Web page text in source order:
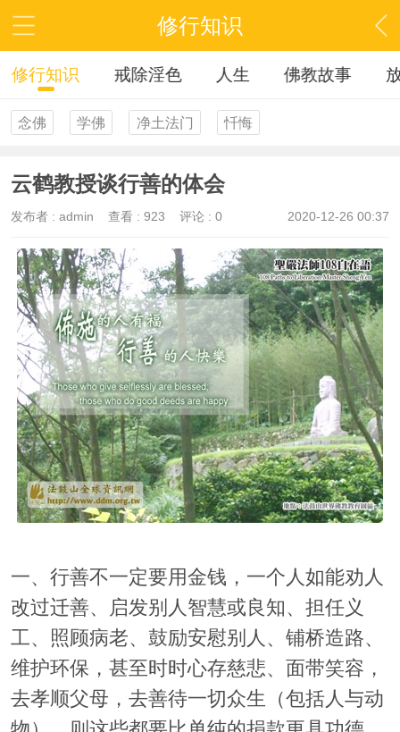
修行知识
修行知识 戒除淫色 人生 佛教故事
念佛 学佛 净土法门 忏悔
云鹤教授谈行善的体会
2020-12-26 00:37
发布者 : admin 查看 : 923 评论 : 0
一、行善不一定要用金钱，一个人如能劝人
改过迁善、启发别人智慧或良知、担任义
工、照顾病老、鼓励安慰别人、铺桥造路、
维护环保，甚至时时心存慈悲、面带笑容，
去孝顺父母，去善待一切众生（包括人与动